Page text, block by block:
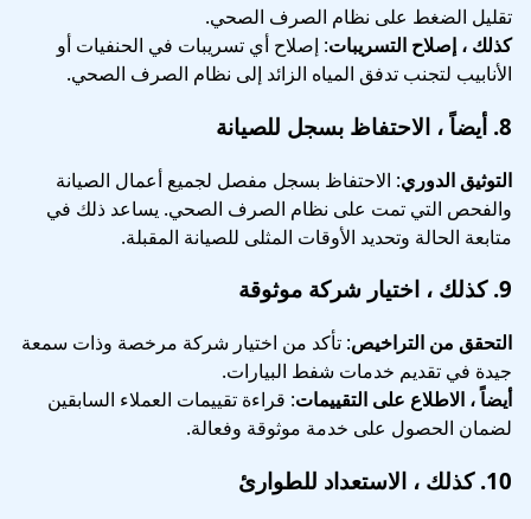
تقليل الضغط على نظام الصرف الصحي.
كذلك ، إصلاح التسريبات: إصلاح أي تسريبات في الحنفيات أو
الأنابيب لتجنب تدفق المياه الزائد إلى نظام الصرف الصحي.
8. أيضاً ، الاحتفاظ بسجل للصيانة
التوثيق الدوري: الاحتفاظ بسجل مفصل لجميع أعمال الصيانة
والفحص التي تمت على نظام الصرف الصحي. يساعد ذلك في
متابعة الحالة وتحديد الأوقات المثلى للصيانة المقبلة.
9. كذلك ، اختيار شركة موثوقة
التحقق من التراخيص: تأكد من اختيار شركة مرخصة وذات سمعة
جيدة في تقديم خدمات شفط البيارات.
أيضاً ، الاطلاع على التقييمات: قراءة تقييمات العملاء السابقين
لضمان الحصول على خدمة موثوقة وفعالة.
10. كذلك ، الاستعداد للطوارئ